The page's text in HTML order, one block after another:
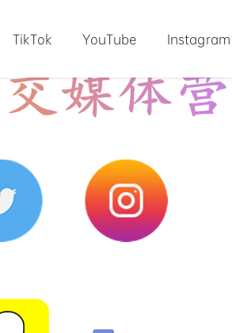
TikTok YouTube Instagram